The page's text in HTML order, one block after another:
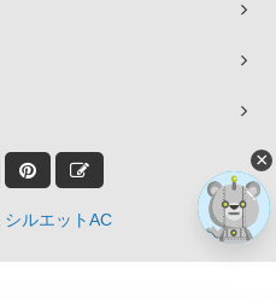
シルエットAC
×